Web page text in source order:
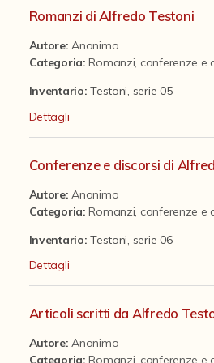
Collezione Brighetti
Collezione Matteuzzi
Ex libris Cavalieri
Fondo Puntoni
Opere teatrali di Alfredo Testoni
Opere per il cinema
Romanzi, conferenze e articoli
presente intervento c'erano già
suddivisione facendo confluire in essi
"sparsi" aventi il medesimo oggetto.
quelli scritti da Testoni e quelli che
opere.
Romanzi di Alfredo Testoni
Autore:Anonimo
Categoria:Romanzi, conferenze e
Inventario:Testoni, serie 05
Dettagli
Conferenze e discorsi di
Autore: Anonimo
Categoria:Romanzi, conferenze e
Inventario:Testoni, serie 06
Dettagli
Articoli scritti da Alfredo
Autore:Anonimo
Categoria:Romanzi, conferenze e